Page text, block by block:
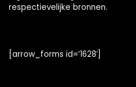
respectievelijke bronnen.
[arrow_forms id=’1628′]